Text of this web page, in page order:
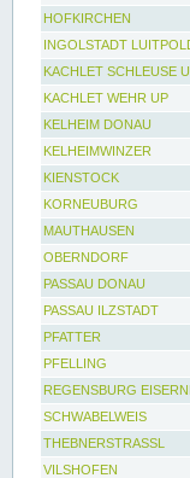
HOFKIRCHEN
INGOLSTADT
KACHLET SCHLEUSE
KACHLET WEHR UP
KELHEIM DONAU
KELHEIMWINZER
KIENSTOCK
KORNEUBURG
MAUTHAUSEN
OBERNDORF
PASSAU DONAU
PASSAU ILZSTADT
PFATTER
PFELLING
REGENSBURG
SCHWABELWEIS
THEBNERSTRASSL
VILSHOFEN